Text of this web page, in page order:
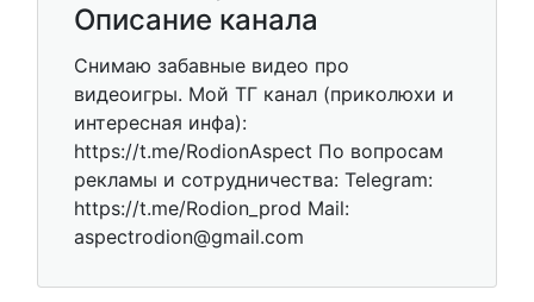
Описание канала
Снимаю забавные видео про
видеоигры. Мой ТГ канал (приколюхи и
интересная инфа):
https://t.me/RodionAspect По вопросам
рекламы и сотрудничества: Telegram:
https://t.me/Rodion_prod Mail:
aspectrodion@gmail.com